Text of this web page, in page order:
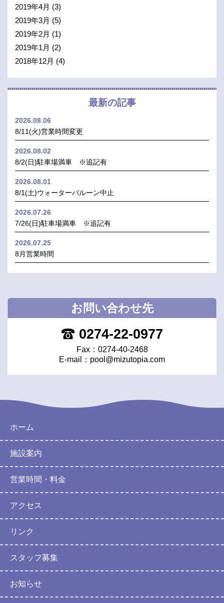
2019年4月 (3)
2019年3月 (5)
2019年2月 (1)
2019年1月 (2)
2018年12月 (4)
最新の記事
2026.08.06
8/11(火)営業時間変更
2026.08.02
8/2(日)駐車場満車 ※追記有
2026.08.01
8/1(土)ウォーターバルーン中止
2026.07.26
7/26(日)駐車場満車 ※追記有
2026.07.25
8月営業時間
お問い合わせ先
0274-22-0977
Fax：0274-40-2468
E-mail： pool@mizutopia.com
ホーム
施設案内
営業時間・料金
アクセス
リンク
スタッフ募集
お知らせ